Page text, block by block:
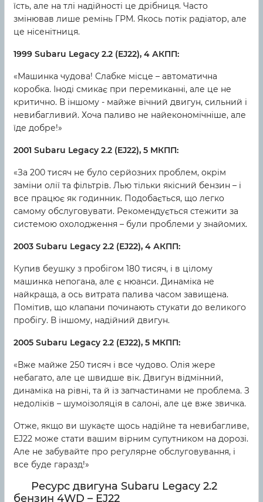
їсть, але на тлі надійності це дрібниця. Часто
змінював лише ремінь ГРМ. Якось потік радіатор, але
це нісенітниця.
1999 Subaru Legacy 2.2 (EJ22), 4 АКПП:
«Машинка чудова! Слабке місце – автоматична
коробка. Іноді смикає при перемиканні, але це не
критично. В іншому - майже вічний двигун, сильний і
невибагливий. Хоча паливо не найекономічніше, але
їде добре!»
2001 Subaru Legacy 2.2 (EJ22), 5 МКПП:
«За 200 тисяч не було серйозних проблем, окрім
заміни олії та фільтрів. Лью тільки якісний бензин – і
все працює як годинник. Подобається, що легко
самому обслуговувати. Рекомендується стежити за
системою охолодження – були проблеми у знайомих.
2003 Subaru Legacy 2.2 (EJ22), 4 АКПП:
Купив беушку з пробігом 180 тисяч, і в цілому
машинка непогана, але є нюанси. Динаміка не
найкраща, а ось витрата палива часом завищена.
Помітив, що клапани починають стукати до великого
пробігу. В іншому, надійний двигун.
2005 Subaru Legacy 2.2 (EJ22), 5 МКПП:
«Вже майже 250 тисяч і все чудово. Олія жере
небагато, але це швидше вік. Двигун відмінний,
динаміка на рівні, та й із запчастинами не проблема. З
недоліків – шумоізоляція в салоні, але це вже звичка.
Отже, якщо ви шукаєте щось надійне та невибагливе,
EJ22 може стати вашим вірним супутником на дорозі.
Але не забувайте про регулярне обслуговування, і
все буде гаразд!»
Ресурс двигуна Subaru Legacy 2.2
бензин 4WD – EJ22